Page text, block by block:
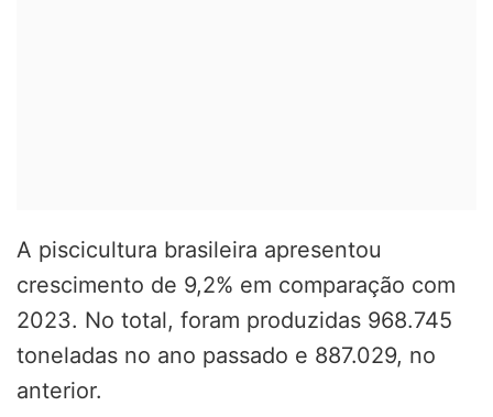
A piscicultura brasileira apresentou
crescimento de 9,2% em comparação com
2023. No total, foram produzidas 968.745
toneladas no ano passado e 887.029, no
anterior.